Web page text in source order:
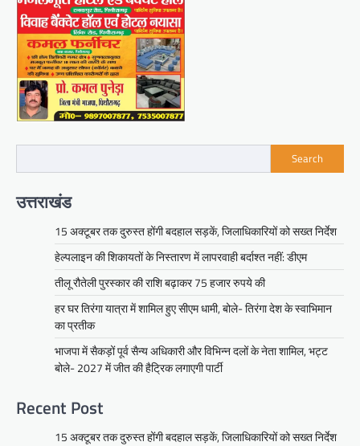
Search
उत्तराखंड
15 अक्टूबर तक दुरुस्त होंगी बदहाल सड़कें, जिलाधिकारियों को सख्त निर्देश
हेल्पलाइन की शिकायतों के निस्तारण में लापरवाही बर्दाश्त नहीं: डीएम
तीलू रौतेली पुरस्कार की राशि बढ़ाकर 75 हजार रुपये की
हर घर तिरंगा यात्रा में शामिल हुए सीएम धामी, बोले- तिरंगा देश के स्वाभिमान
का प्रतीक
भाजपा में सैकड़ों पूर्व सैन्य अधिकारी और विभिन्न दलों के नेता शामिल, भट्ट
बोले- 2027 में जीत की हैट्रिक लगाएगी पार्टी
Recent Post
15 अक्टूबर तक दुरुस्त होंगी बदहाल सड़कें, जिलाधिकारियों को सख्त निर्देश